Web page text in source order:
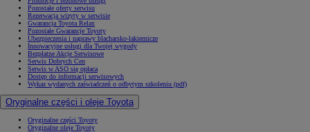
Pozostałe oferty serwisu
Rezerwacja wizyty w serwisie
Gwarancja Toyota Relax
Pozostałe Gwarancje Toyoty
Ubezpieczenia i naprawy blacharsko-lakiernicze
Innowacyjne usługi dla Twojej wygody
Bezpłatne Akcje Serwisowe
Serwis Dobrych Cen
Serwis w ASO się opłaca
Dostęp do informacji serwisowych
Wykaz wydanych zaświadczeń o odbytym szkoleniu (pdf)
Oryginalne części i oleje Toyota
Oryginalne części Toyoty
Oryginalne oleje Toyoty